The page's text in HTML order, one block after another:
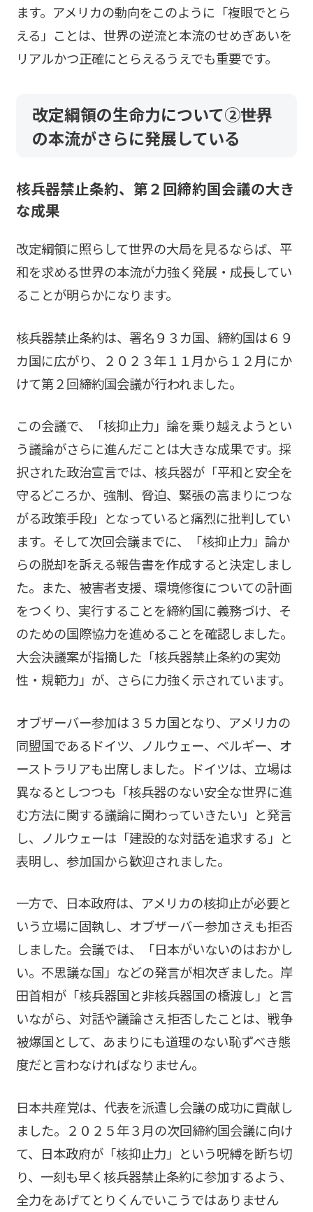
ます。アメリカの動向をこのように「複眼でとら
える」ことは、世界の逆流と本流のせめぎあいを
リアルかつ正確にとらえるうえでも重要です。
改定綱領の生命力について②――世界
の本流がさらに発展している
核兵器禁止条約、第２回締約国会議の大き
な成果
改定綱領に照らして世界の大局を見るならば、平
和を求める世界の本流が力強く発展・成長してい
ることが明らかになります。
核兵器禁止条約は、署名９３カ国、締約国は６９
カ国に広がり、２０２３年１１月から１２月にか
けて第２回締約国会議が行われました。
この会議で、「核抑止力」論を乗り越えようとい
う議論がさらに進んだことは大きな成果です。採
択された政治宣言では、核兵器が「平和と安全を
守るどころか、強制、脅迫、緊張の高まりにつな
がる政策手段」となっていると痛烈に批判してい
ます。そして次回会議までに、「核抑止力」論か
らの脱却を訴える報告書を作成すると決定しまし
た。また、被害者支援、環境修復についての計画
をつくり、実行することを締約国に義務づけ、そ
のための国際協力を進めることを確認しました。
大会決議案が指摘した「核兵器禁止条約の実効
性・規範力」が、さらに力強く示されています。
オブザーバー参加は３５カ国となり、アメリカの
同盟国であるドイツ、ノルウェー、ベルギー、オ
ーストラリアも出席しました。ドイツは、立場は
異なるとしつつも「核兵器のない安全な世界に進
む方法に関する議論に関わっていきたい」と発言
し、ノルウェーは「建設的な対話を追求する」と
表明し、参加国から歓迎されました。
一方で、日本政府は、アメリカの核抑止が必要と
いう立場に固執し、オブザーバー参加さえも拒否
しました。会議では、「日本がいないのはおかし
い。不思議な国」などの発言が相次ぎました。岸
田首相が「核兵器国と非核兵器国の橋渡し」と言
いながら、対話や議論さえ拒否したことは、戦争
被爆国として、あまりにも道理のない恥ずべき態
度だと言わなければなりません。
日本共産党は、代表を派遣し会議の成功に貢献し
ました。２０２５年３月の次回締約国会議に向け
て、日本政府が「核抑止力」という呪縛を断ち切
り、一刻も早く核兵器禁止条約に参加するよう、
全力をあげてとりくんでいこうではありません